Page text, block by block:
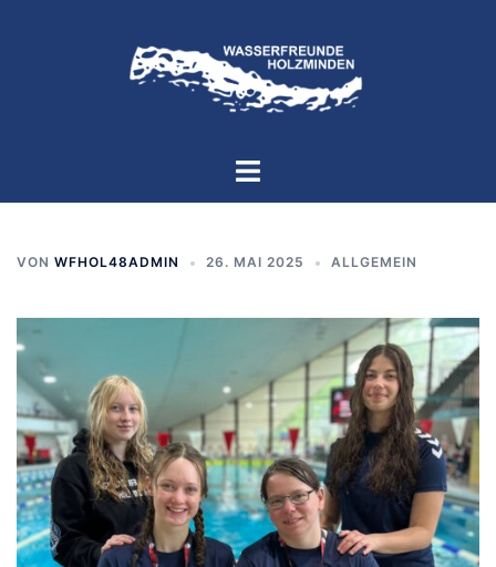
Menü
VON WFHOL48ADMIN 26. MAI 2025 ALLGEMEIN